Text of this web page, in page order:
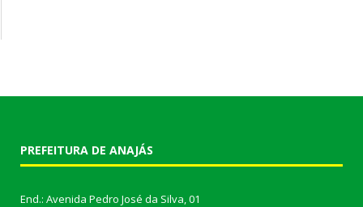
PREFEITURA DE ANAJÁS
End.: Avenida Pedro José da Silva, 01